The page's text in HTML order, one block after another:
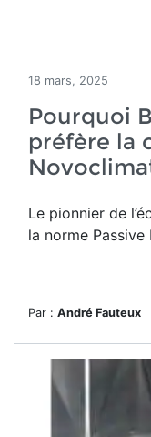
18 mars, 2025
Pourquoi
préfère la
Le pionnier de
la norme Passive
Par : André Fauteux